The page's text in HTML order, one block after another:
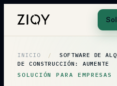
INICIO /
SOFTWARE DE
DE CONSTRUCCIÓN: AUMENTE
SOLUCIÓN PARA EMPRESAS